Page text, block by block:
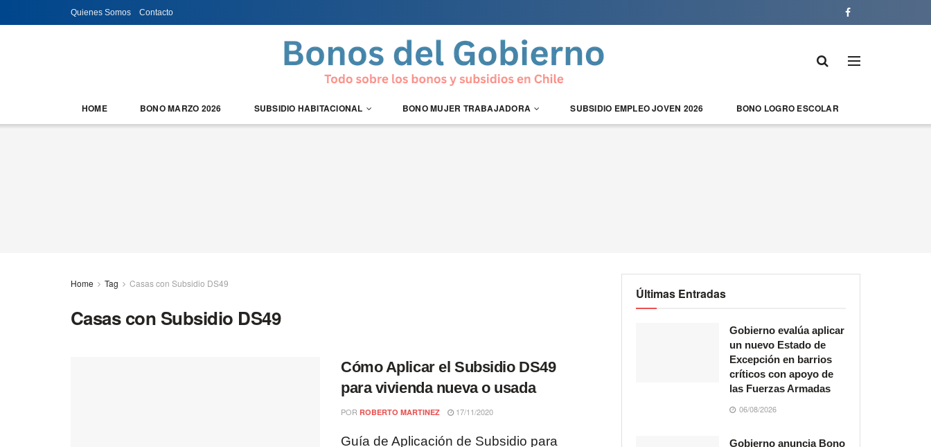
Quienes Somos Contacto
HOME BONO MARZO 2026 SUBSIDIO HABITACIONAL BONO MUJER TRABAJADORA SUBSIDIO EMPLEO JOVEN 2026 BONO LOGRO ESCOLAR
Home Tag Casas con Subsidio DS49
Casas con Subsidio DS49
Cómo Aplicar el Subsidio DS49
para vivienda nueva o usada
POR ROBERTO MARTINEZ 17/11/2020
Guía de Aplicación de Subsidio para
Últimas Entradas
Gobierno evalúa aplicar
un nuevo Estado de
Excepción en barrios
críticos con apoyo de
las Fuerzas Armadas
06/08/2026
Gobierno anuncia Bono